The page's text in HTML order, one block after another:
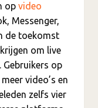
op video
Messenger,
de toekomst
om live
Gebruikers op
video’s en
zelfs vier